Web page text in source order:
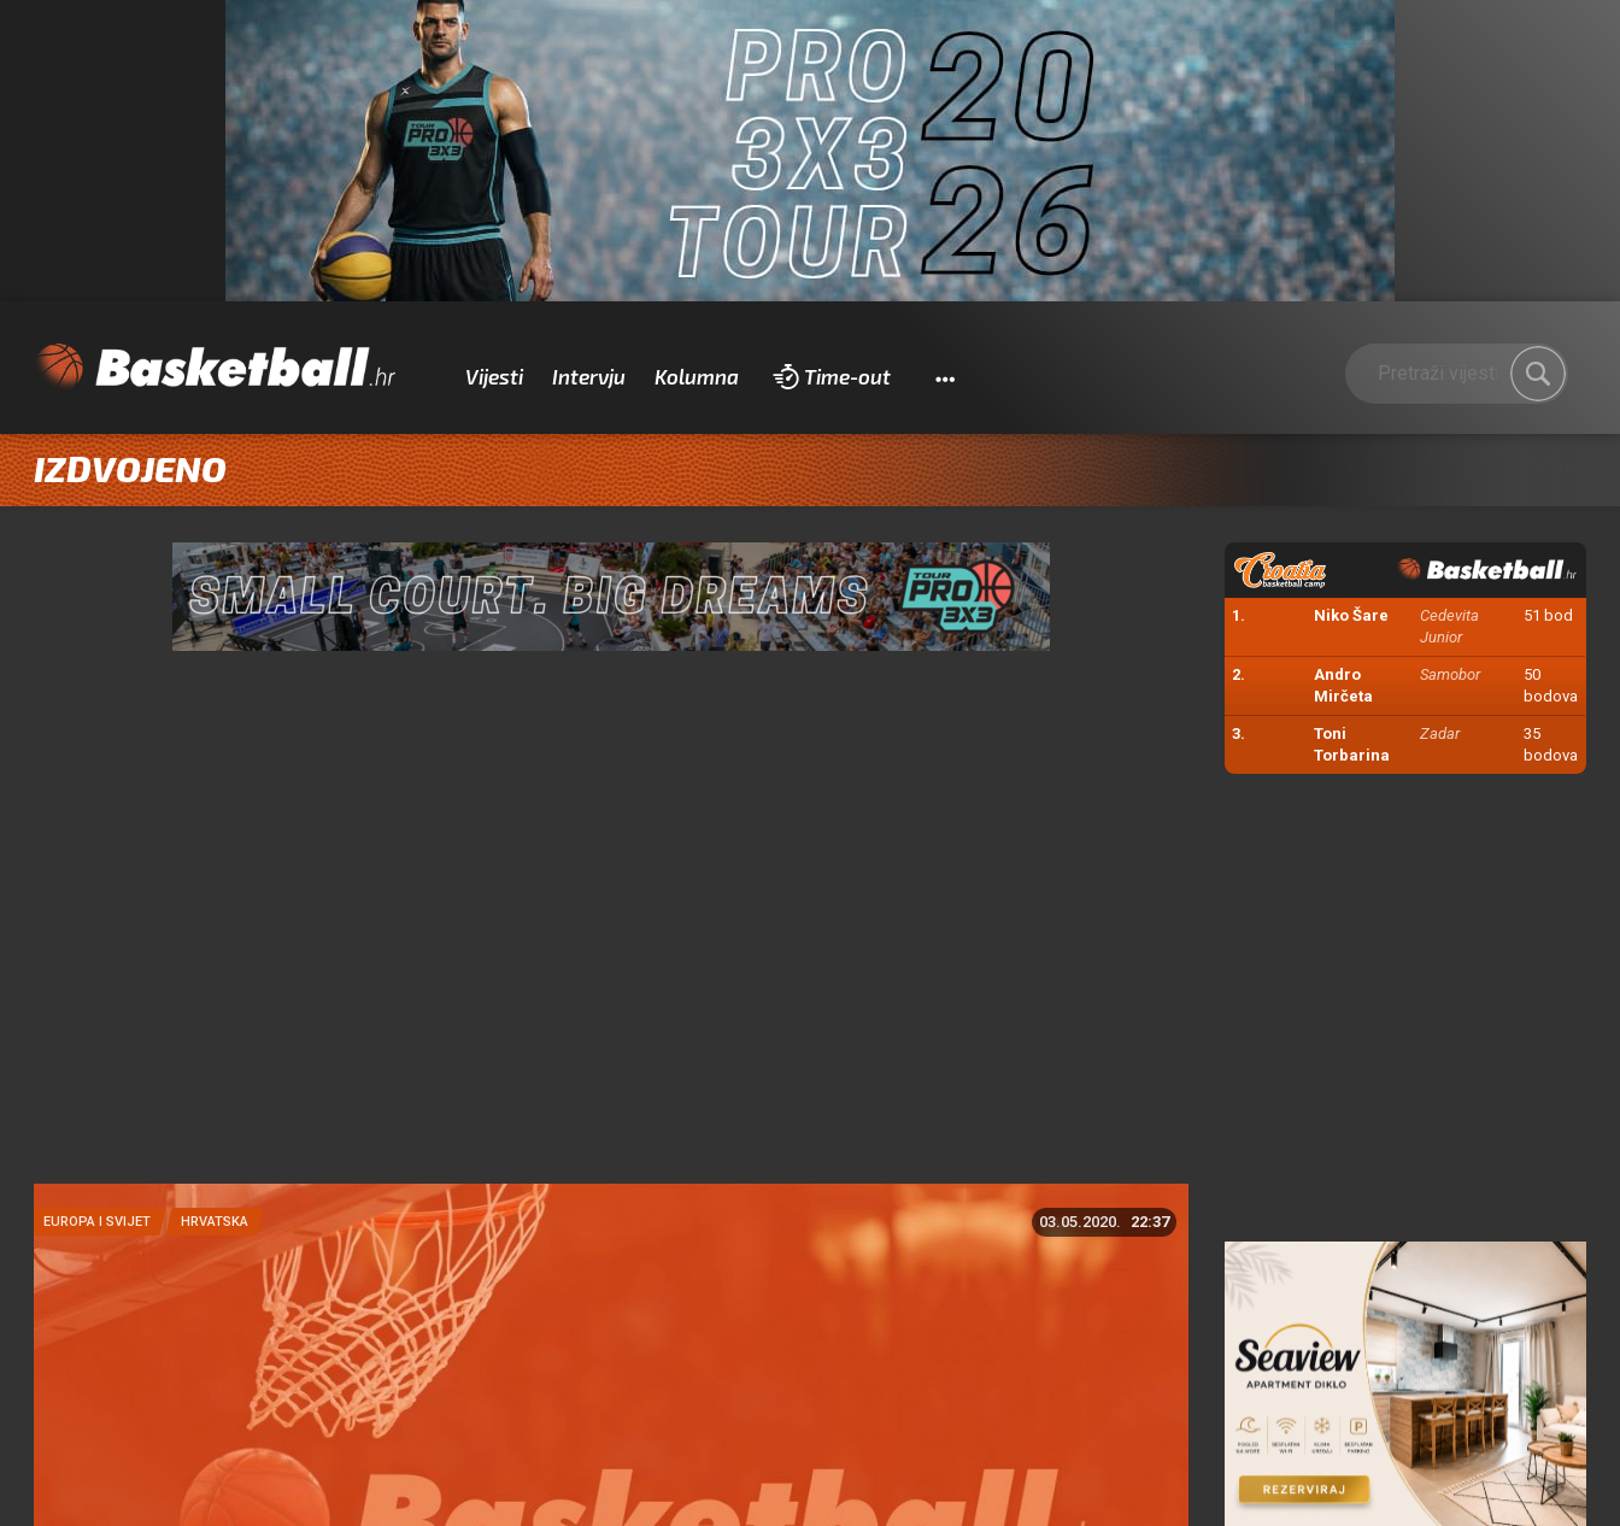
Vijesti Intervju Kolumna Time-out Pretraži
IZDVOJENO
1. Niko Šare
Cedevita
Junior
51 bod
2.
Andro
Mirčeta
Samobor
50
bodova
3.
Toni
Torbarina
Zadar
35
bodova
EUROPA I SVIJET HRVATSKA 03.05.2020. 22:37